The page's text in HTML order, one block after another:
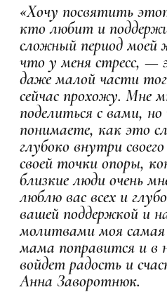
«Хочу посвятить
кто любит и
сложный период моей
что у меня стресс, —
даже малой части
сейчас прохожу. Мне
поделиться с вами,
понимаете, как это
глубоко внутри
своей точки опоры,
близкие люди очень
люблю вас всех и
вашей поддержкой и
молитвами моя
мама поправится и в
войдет радость и
Анна Заворотнюк.